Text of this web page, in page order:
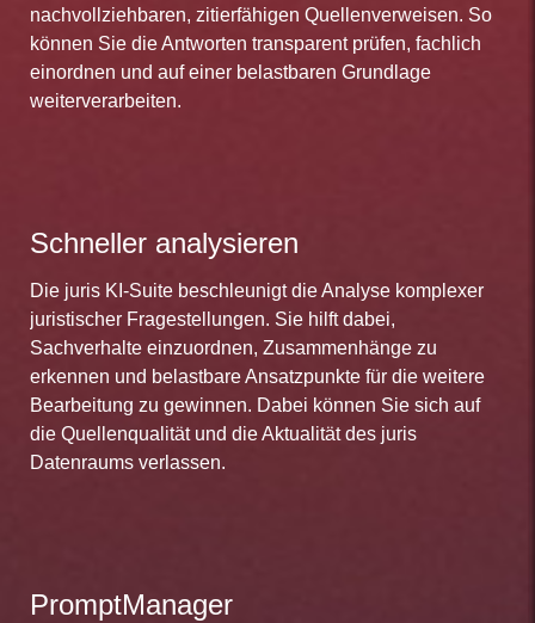
nachvollziehbaren, zitierfähigen Quellenverweisen. So
können Sie die Antworten transparent prüfen, fachlich
einordnen und auf einer belastbaren Grundlage
weiterverarbeiten.
Schneller analysieren
Die juris KI-Suite beschleunigt die Analyse komplexer
juristischer Fragestellungen. Sie hilft dabei,
Sachverhalte einzuordnen, Zusammenhänge zu
erkennen und belastbare Ansatzpunkte für die weitere
Bearbeitung zu gewinnen. Dabei können Sie sich auf
die Quellenqualität und die Aktualität des juris
Datenraums verlassen.
PromptManager